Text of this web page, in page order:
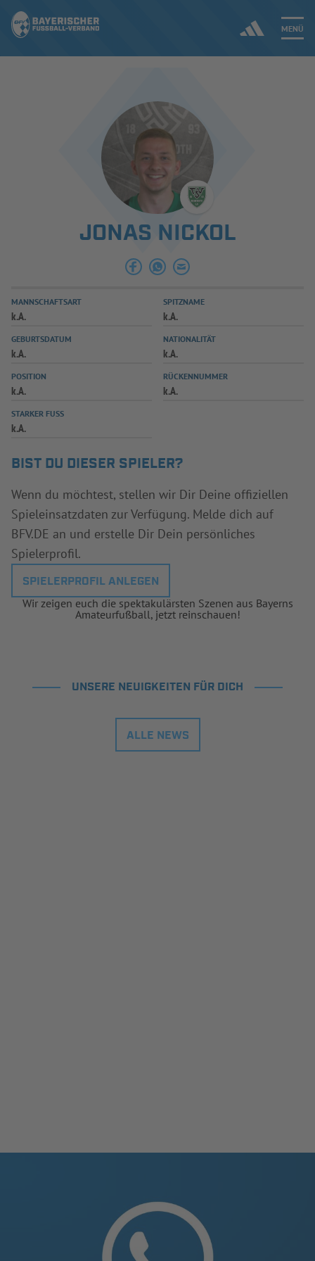
MENÜ
ERGEBNISSE & WETTBEWERBE
SPIELBETRIEB & VERBANDSLEBEN
AUSBILDUNG & FÖRDERUNG
SPIELPLUS
JONAS NICKOL
MANNSCHAFTSART
k.A.
SPITZNAME
k.A.
GEBURTSDATUM
k.A.
NATIONALITÄT
k.A.
POSITION
k.A.
RÜCKENNUMMER
k.A.
STARKER FUSS
k.A.
BIST DU DIESER SPIELER?
Wenn du möchtest, stellen wir Dir Deine offiziellen
Spieleinsatzdaten zur Verfügung. Melde dich auf
BFV.DE an und erstelle Dir Dein persönliches
Spielerprofil.
SPIELERPROFIL ANLEGEN
Wir zeigen euch die spektakulärsten Szenen aus Bayerns
Amateurfußball, jetzt reinschauen!
UNSERE NEUIGKEITEN FÜR DICH
ALLE NEWS